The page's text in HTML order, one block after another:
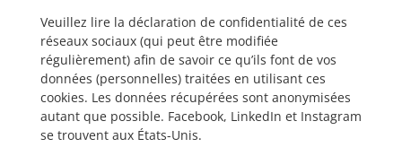
Veuillez lire la déclaration de confidentialité de ces
réseaux sociaux (qui peut être modifiée
régulièrement) afin de savoir ce qu’ils font de vos
données (personnelles) traitées en utilisant ces
cookies. Les données récupérées sont anonymisées
autant que possible. Facebook, LinkedIn et Instagram
se trouvent aux États-Unis.